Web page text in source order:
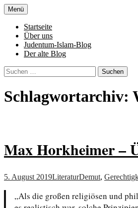
Zum
Inhalt
springen
Al-Adala.de
Menü
Startseite
Über uns
Judentum-Islam-Blog
Der alte Blog
Suchen
nach:
Schlagwortarchiv:
Max Horkheimer –
5. August 2019LiteraturDemut,
„Als die großen religiösen und